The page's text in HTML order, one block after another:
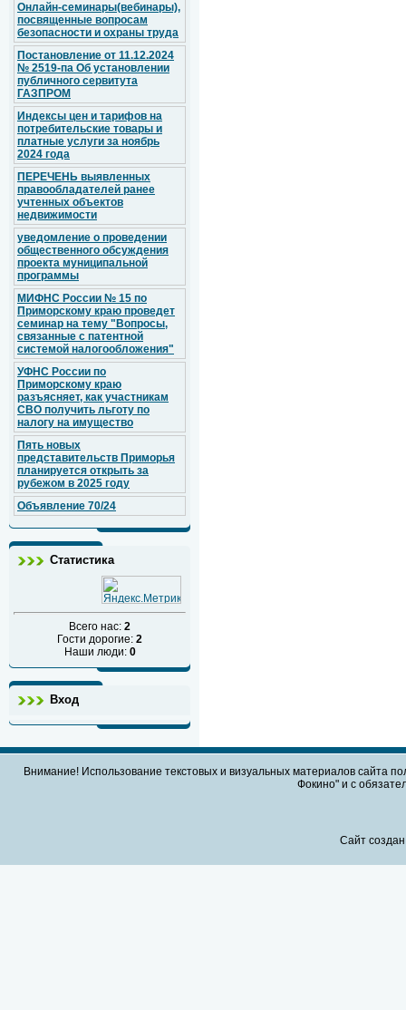
Онлайн-семинары(вебинары),
посвященные вопросам
безопасности и охраны труда
Постановление от 11.12.2024
№ 2519-па Об установлении
публичного сервитута
ГАЗПРОМ
Индексы цен и тарифов на
потребительские товары и
платные услуги за ноябрь
2024 года
ПЕРЕЧЕНЬ выявленных
правообладателей ранее
учтенных объектов
недвижимости
уведомление о проведении
общественного обсуждения
проекта муниципальной
программы
МИФНС России № 15 по
Приморскому краю проведет
семинар на тему "Вопросы,
связанные с патентной
системой налогообложения"
УФНС России по
Приморскому краю
разъясняет, как участникам
СВО получить льготу по
налогу на имущество
Пять новых
представительств Приморья
планируется открыть за
рубежом в 2025 году
Объявление 70/24
Статистика
Всего нас: 2
Гости дорогие: 2
Наши люди: 0
Вход
Внимание! Использование текстовых и визуальных материалов сайта
Фокино" и с
Сайт